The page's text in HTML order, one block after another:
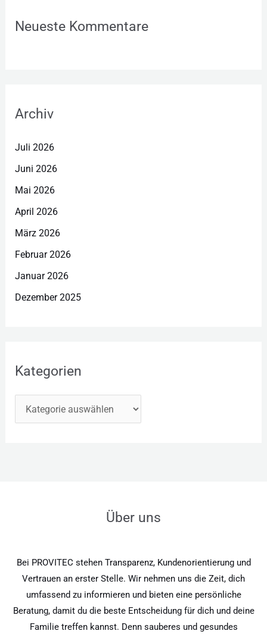
Neueste Kommentare
Archiv
Juli 2026
Juni 2026
Mai 2026
April 2026
März 2026
Februar 2026
Januar 2026
Dezember 2025
Kategorien
Über uns
Bei PROVITEC stehen Transparenz, Kundenorientierung und
Vertrauen an erster Stelle. Wir nehmen uns die Zeit, dich
umfassend zu informieren und bieten eine persönliche
Beratung, damit du die beste Entscheidung für dich und deine
Familie treffen kannst. Denn sauberes und gesundes